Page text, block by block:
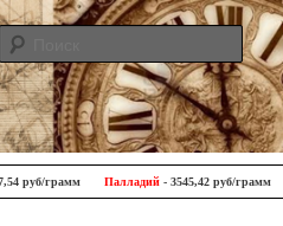
содержимому
грамм Палладий- 3545,42 руб/грамм